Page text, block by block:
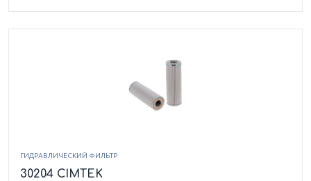
ГИДРАВЛИЧЕСКИЙ ФИЛЬТР
30204 CIMTEK